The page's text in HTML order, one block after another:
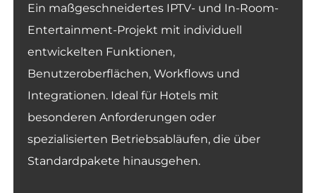
Ein maßgeschneidertes IPTV- und In-Room-
Entertainment-Projekt mit individuell
entwickelten Funktionen,
Benutzeroberflächen, Workflows und
Integrationen. Ideal für Hotels mit
besonderen Anforderungen oder
spezialisierten Betriebsabläufen, die über
Standardpakete hinausgehen.